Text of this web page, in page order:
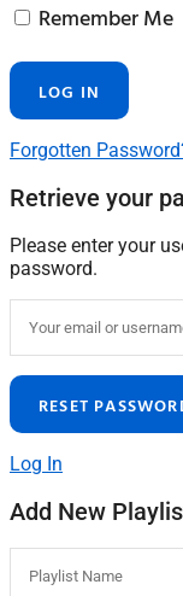
Remember Me
Forgotten
Retrieve your
Please enter your
password.
Log In
Add New